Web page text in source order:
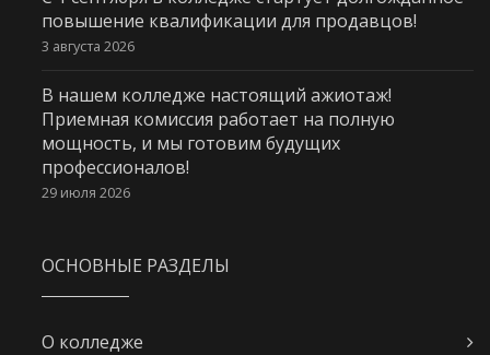
повышение квалификации для продавцов!
3 августа 2026
В нашем колледже настоящий ажиотаж!
Приемная комиссия работает на полную
мощность, и мы готовим будущих
профессионалов!
29 июля 2026
ОСНОВНЫЕ РАЗДЕЛЫ
О колледже